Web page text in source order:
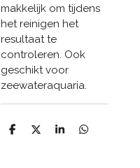
makkelijk om tijdens
het reinigen het
resultaat te
controleren. Ook
geschikt voor
zeewateraquaria.
D
D
S
D